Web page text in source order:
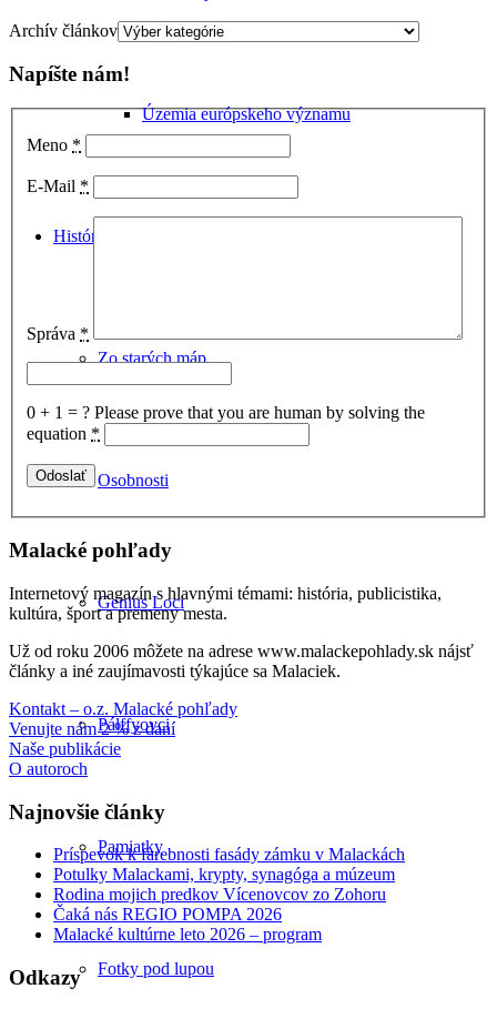
Územia európskeho významu
História
Zo starých máp
Osobnosti
Genius Loci
Pálffyovci
Pamiatky
Fotky pod lupou
Archív článkov
Napíšte nám!
Meno *
E-Mail *
Správa *
0 + 1 = ? Please prove that you are human by solving the
equation *
Malacké pohľady
Internetový magazín s hlavnými témami: história, publicistika,
kultúra, šport a premeny mesta.
Už od roku 2006 môžete na adrese www.malackepohlady.sk nájsť
články a iné zaujímavosti týkajúce sa Malaciek.
Kontakt – o.z. Malacké pohľady
Venujte nám 2 % z daní
Naše publikácie
O autoroch
Najnovšie články
Príspevok k farebnosti fasády zámku v Malackách
Potulky Malackami, krypty, synagóga a múzeum
Rodina mojich predkov Vícenovcov zo Zohoru
Čaká nás REGIO POMPA 2026
Malacké kultúrne leto 2026 – program
Odkazy